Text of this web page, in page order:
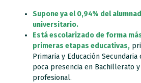
Supone ya el 0,94% del
universitario.
Está escolarizado de forma
primeras etapas educativas,
Primaria y Educación
poca presencia en Bachillerato
profesional.